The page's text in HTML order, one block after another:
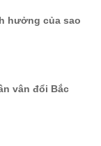
hưởng của sao
vân đổi Bắc